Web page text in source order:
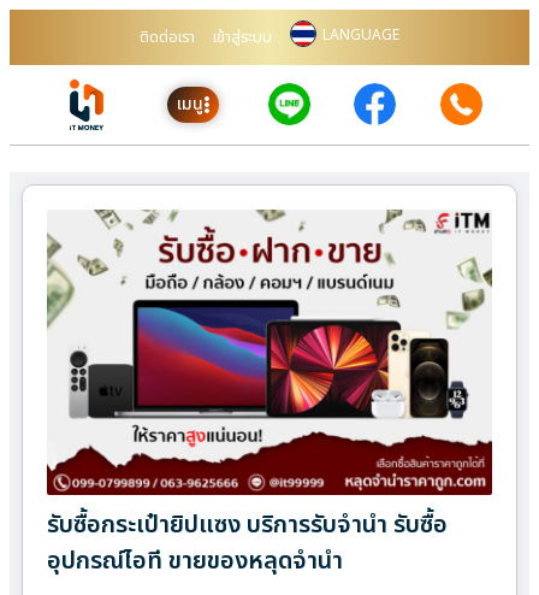
ติดต่อเรา เข้าสู่ระบบ LANGUAGE
เมนู
รับซื้อกระเป๋ายิปแซง บริการรับจำนำ รับซื้อ
อุปกรณ์ไอที ขายของหลุดจำนำ